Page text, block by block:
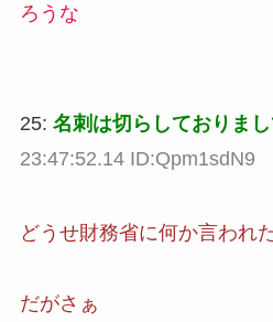
ろうな
25: 名刺は切らしておりま
23:47:52.14 ID:Qpm1sdN9
どうせ財務省に何か言われ
だがさぁ